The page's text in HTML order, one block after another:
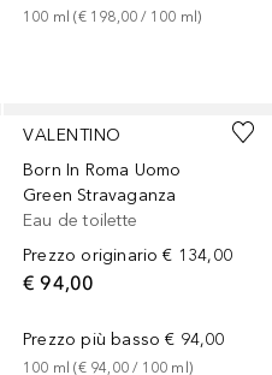
100 ml (€ 198,00 / 100 ml)
VALENTINO
Born In Roma Uomo
Green Stravaganza
Eau de toilette
Prezzo originario € 134,00
€ 94,00
Prezzo più basso € 94,00
100 ml (€ 94,00 / 100 ml)